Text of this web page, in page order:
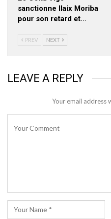
sanctionne Ilaix Moriba
pour son retard et…
PREV NEXT
LEAVE A REPLY
Your email address